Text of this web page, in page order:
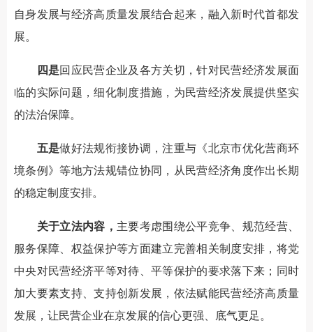
自身发展与经济高质量发展结合起来，融入新时代首都发
展。
四是回应民营企业及各方关切，针对民营经济发展面
临的实际问题，细化制度措施，为民营经济发展提供坚实
的法治保障。
五是做好法规衔接协调，注重与《北京市优化营商环
境条例》等地方法规错位协同，从民营经济角度作出长期
的稳定制度安排。
关于立法内容， 主要考虑围绕公平竞争、规范经营、
服务保障、权益保护等方面建立完善相关制度安排，将党
中央对民营经济平等对待、平等保护的要求落下来；同时
加大要素支持、支持创新发展，依法赋能民营经济高质量
发展，让民营企业在京发展的信心更强、底气更足。